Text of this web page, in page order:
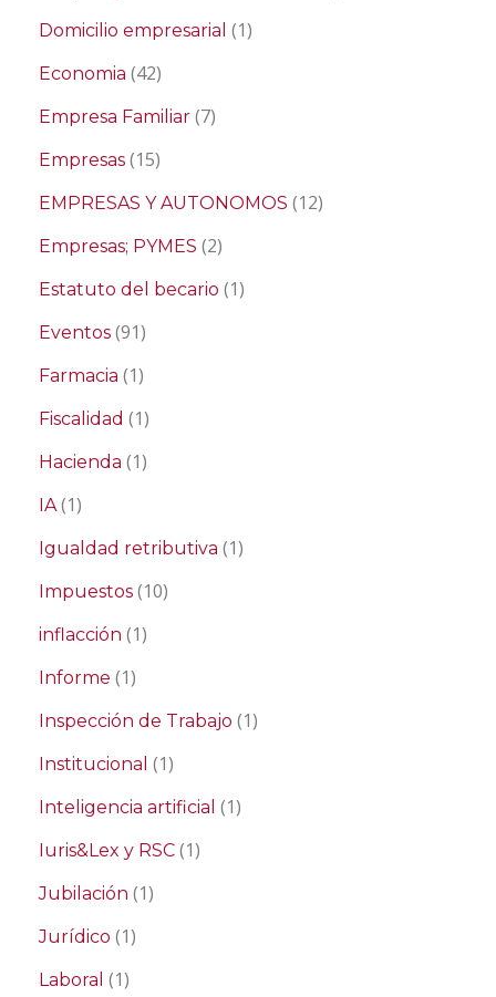
Domicilio empresarial (1)
Economia (42)
Empresa Familiar (7)
Empresas (15)
EMPRESAS Y AUTONOMOS (12)
Empresas; PYMES (2)
Estatuto del becario (1)
Eventos (91)
Farmacia (1)
Fiscalidad (1)
Hacienda (1)
IA(1)
Igualdad retributiva (1)
Impuestos (10)
inflacción (1)
Informe (1)
Inspección de Trabajo (1)
Institucional (1)
Inteligencia artificial (1)
Iuris&Lex y RSC (1)
Jubilación (1)
Jurídico (1)
Laboral (1)